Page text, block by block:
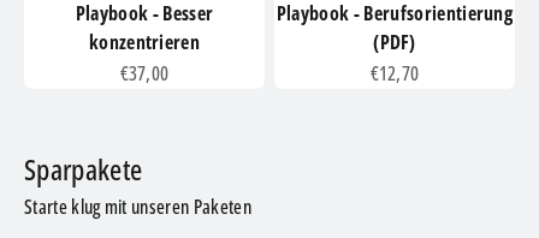
Playbook - Besser
konzentrieren
Angebot
€37,00
Playbook - Berufsorientierung
(PDF)
Angebot
€12,70
Starte klug mit unseren Paketen